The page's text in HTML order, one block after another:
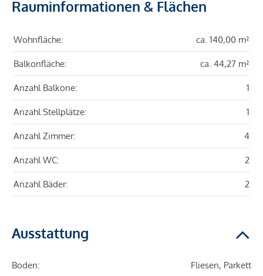
Rauminformationen & Flächen
Wohnfläche: ca. 140,00 m²
Balkonfläche: ca. 44,27 m²
Anzahl Balkone: 1
Anzahl Stellplätze: 1
Anzahl Zimmer: 4
Anzahl WC: 2
Anzahl Bäder: 2
Ausstattung
Boden: Fliesen, Parkett